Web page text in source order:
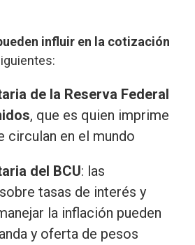
influir en la cotización
de la Reserva Federal
, que es quien imprime
circulan en el mundo
del BCU: las
tasas de interés y
la inflación pueden
y oferta de pesos